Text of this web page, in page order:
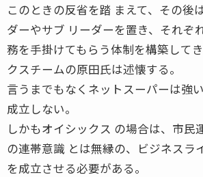
このときの反省を踏 まえて、その後
ダーやサブ リーダーを置き、それぞ
務を手掛けてもらう体制を構築して
クスチームの原田氏は述懐する。
言うまでもなくネットスーパーは強
成立しない。
しかもオイシックス の場合は、市民
の連帯意識 とは無縁の、ビジネスラ
を成立させる必要がある。